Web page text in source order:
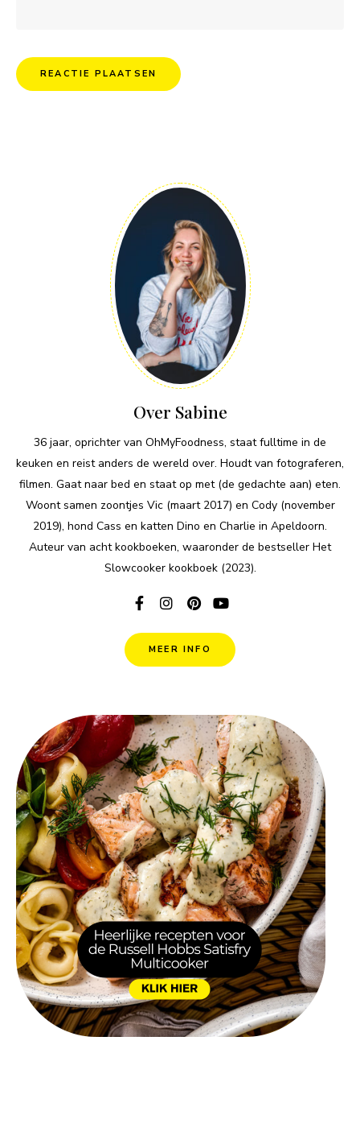
Over Sabine
36 jaar, oprichter van OhMyFoodness, staat fulltime in de
keuken en reist anders de wereld over. Houdt van fotograferen,
filmen. Gaat naar bed en staat op met (de gedachte aan) eten.
Woont samen zoontjes Vic (maart 2017) en Cody (november
2019), hond Cass en katten Dino en Charlie in Apeldoorn.
Auteur van acht kookboeken, waaronder de bestseller Het
Slowcooker kookboek (2023).
MEER INFO